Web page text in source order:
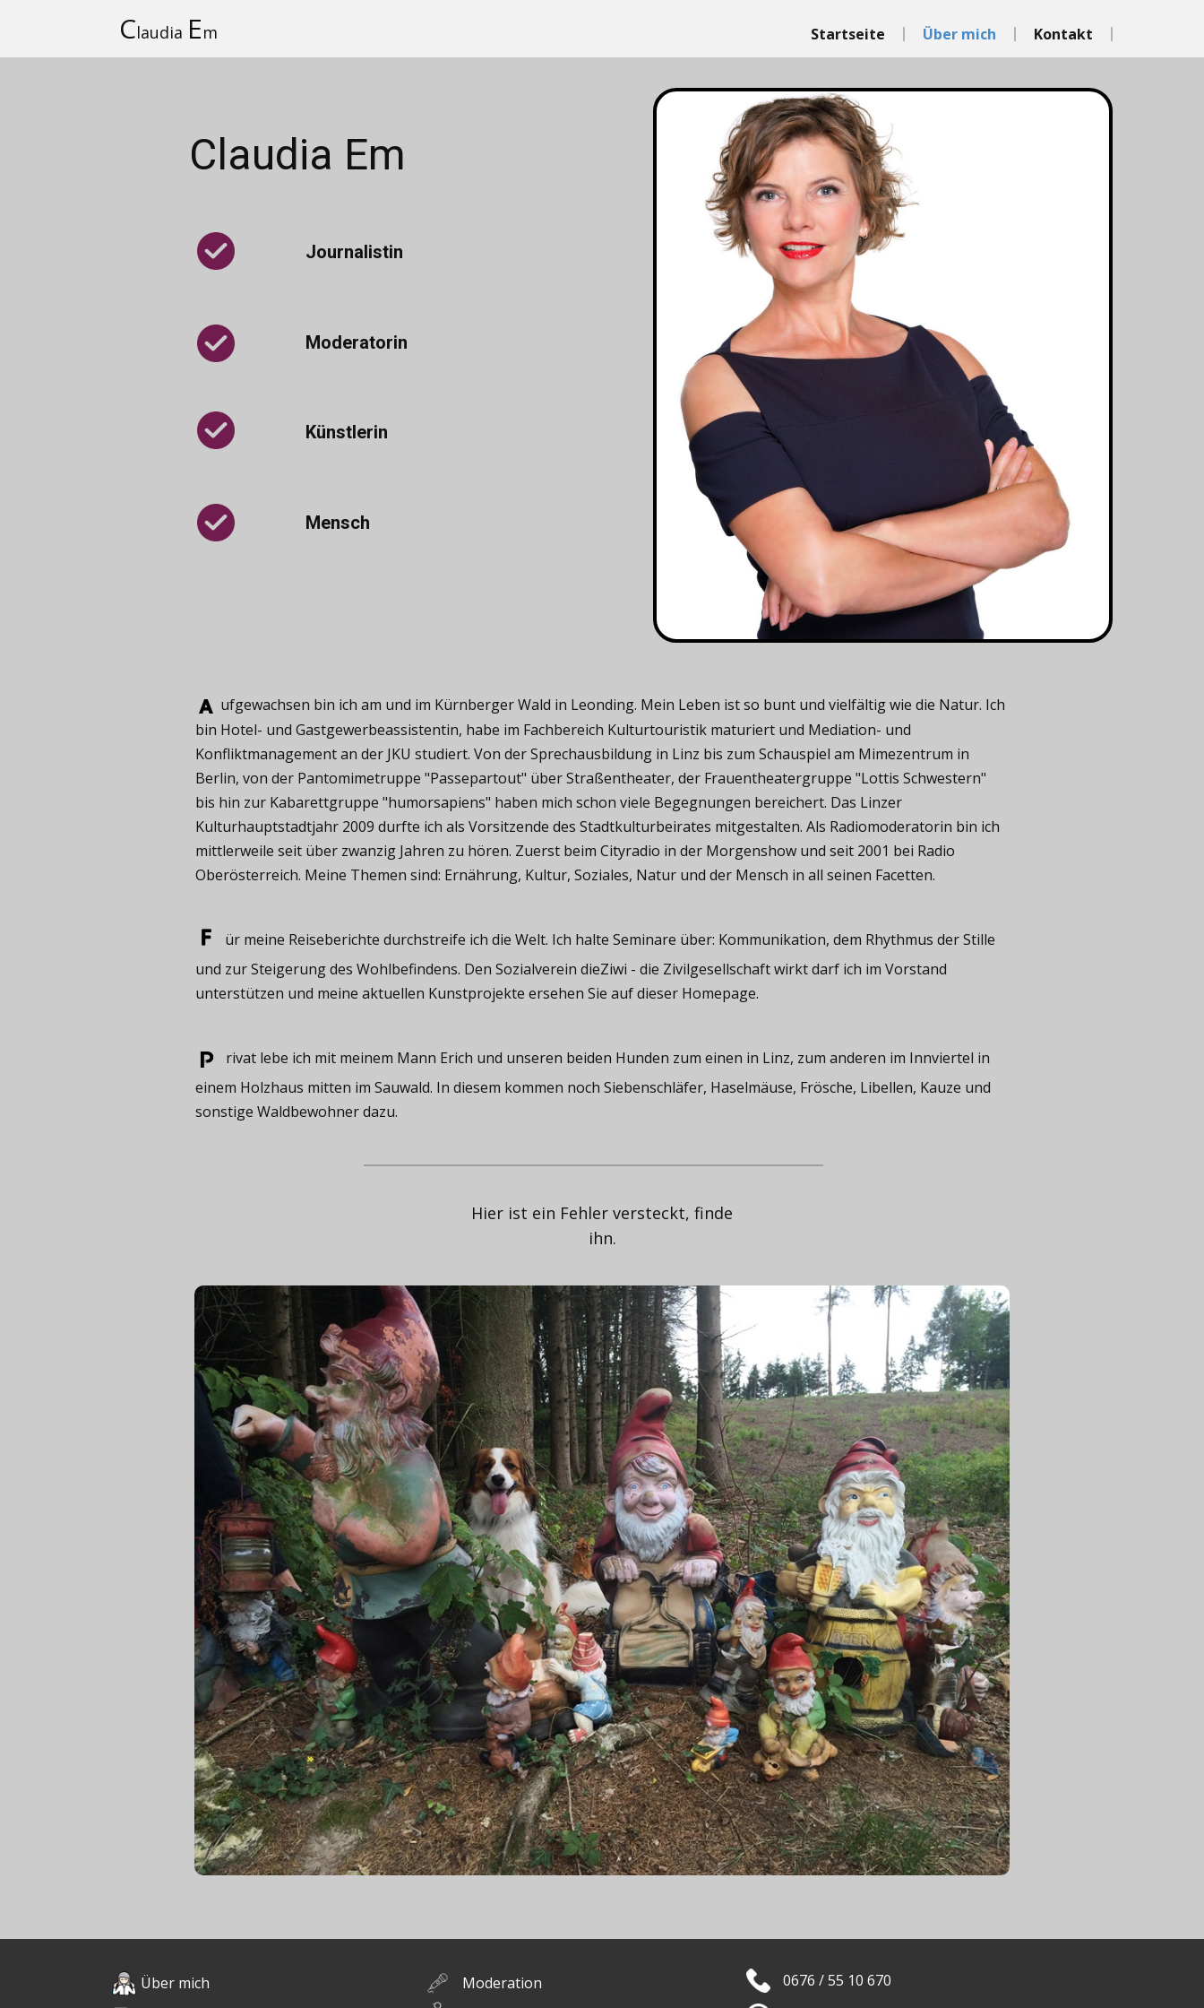
Claudia Em Startseite Über mich Kontakt
Claudia Em
Journalistin
Moderatorin
Künstlerin
Mensch
ufgewachsen ​bin ich am und im Kürnberger Wald in Leonding. Mein Leben ist so bunt und vielfältig wie die Natur. Ich
bin Hotel- und Gastgewerbeassistentin, habe im Fachbereich Kulturtouristik maturiert und Mediation- und
Konfliktmanagement an der JKU studiert. Von der Sprechausbildung in Linz bis zum Schauspiel am Mimezentrum in
Berlin, von der Pantomimetruppe "Passepartout" über Straßentheater, der Frauentheatergruppe "Lottis Schwestern"
bis hin zur Kabarettgruppe "humorsapiens" haben mich schon viele Begegnungen bereichert. Das Linzer
Kulturhauptstadtjahr 2009 durfte ich als Vorsitzende des Stadtkulturbeirates mitgestalten. Als Radiomoderatorin bin ich
mittlerweile seit über zwanzig Jahren zu hören. Zuerst beim Cityradio in der Morgenshow und seit 2001 bei Radio
Oberösterreich. Meine Themen sind: Ernährung, Kultur, Soziales, Natur und der Mensch in all seinen Facetten.
ür meine ​Reiseberichte durchstreife ich die Welt. Ich halte Seminare über: Kommunikation, dem Rhythmus der Stille
und zur Steigerung des Wohlbefindens. Den Sozialverein dieZiwi - die Zivilgesellschaft wirkt darf ich im Vorstand
unterstützen und meine aktuellen Kunstprojekte ersehen Sie auf dieser Homepage.
rivat ​lebe ich mit meinem Mann Erich und unseren beiden Hunden zum einen in Linz, zum anderen im Innviertel in
einem Holzhaus mitten im Sauwald. In diesem kommen noch Siebenschläfer, Haselmäuse, Frösche, Libellen, Kauze und
sonstige Waldbewohner dazu.
Hier ist ein Fehler versteckt, finde
ihn.
0676 / 55 10 670
Moderation
Über mich